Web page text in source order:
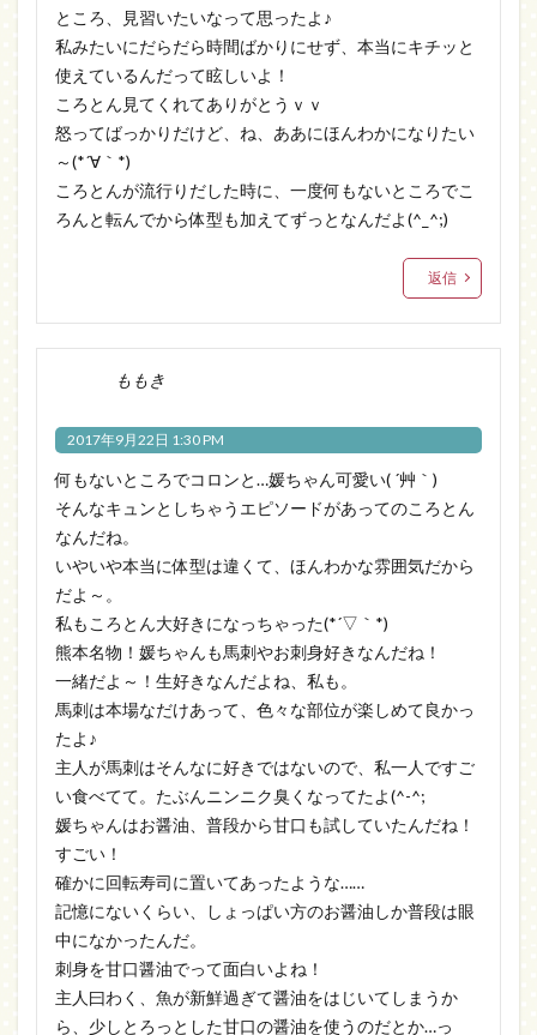
ところ、見習いたいなって思ったよ♪
私みたいにだらだら時間ばかりにせず、本当にキチッと
使えているんだって眩しいよ！
ころとん見てくれてありがとうｖｖ
怒ってばっかりだけど、ね、ああにほんわかになりたい
～(*´∀｀*)
ころとんが流行りだした時に、一度何もないところでこ
ろんと転んでから体型も加えてずっとなんだよ(^_^;)
返信
ももき
2017年9月22日 1:30 PM
何もないところでコロンと…媛ちゃん可愛い( ´艸｀)
そんなキュンとしちゃうエピソードがあってのころとん
なんだね。
いやいや本当に体型は違くて、ほんわかな雰囲気だから
だよ～。
私もころとん大好きになっちゃった(*´▽｀*)
熊本名物！媛ちゃんも馬刺やお刺身好きなんだね！
一緒だよ～！生好きなんだよね、私も。
馬刺は本場なだけあって、色々な部位が楽しめて良かっ
たよ♪
主人が馬刺はそんなに好きではないので、私一人ですご
い食べてて。たぶんニンニク臭くなってたよ(^-^;
媛ちゃんはお醤油、普段から甘口も試していたんだね！
すごい！
確かに回転寿司に置いてあったような……
記憶にないくらい、しょっぱい方のお醤油しか普段は眼
中になかったんだ。
刺身を甘口醤油でって面白いよね！
主人曰わく、魚が新鮮過ぎて醤油をはじいてしまうか
ら、少しとろっとした甘口の醤油を使うのだとか…っ